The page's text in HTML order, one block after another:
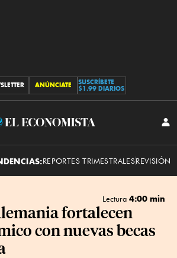
ANÚNCIATE
SUSCRÍBETE
$1.99 DIARIOS
El
REPORTES TRIMESTRALESREVISIÓN
Lectura 4:00 min
fortalecen
con nuevas becas